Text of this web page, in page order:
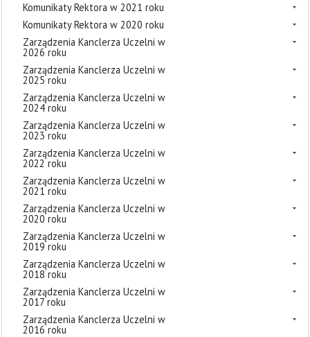
Komunikaty Rektora w 2021 roku
Komunikaty Rektora w 2020 roku
Zarządzenia Kanclerza Uczelni w
2026 roku
Zarządzenia Kanclerza Uczelni w
2025 roku
Zarządzenia Kanclerza Uczelni w
2024 roku
Zarządzenia Kanclerza Uczelni w
2023 roku
Zarządzenia Kanclerza Uczelni w
2022 roku
Zarządzenia Kanclerza Uczelni w
2021 roku
Zarządzenia Kanclerza Uczelni w
2020 roku
Zarządzenia Kanclerza Uczelni w
2019 roku
Zarządzenia Kanclerza Uczelni w
2018 roku
Zarządzenia Kanclerza Uczelni w
2017 roku
Zarządzenia Kanclerza Uczelni w
2016 roku